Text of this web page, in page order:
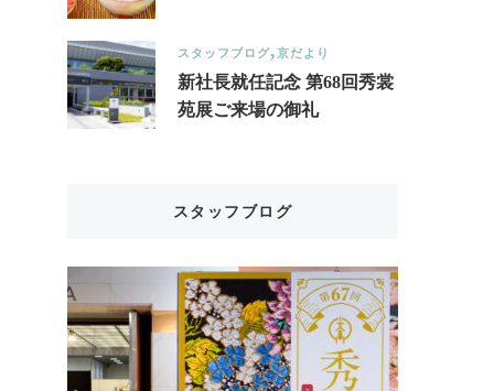
スタッフブログ 京だより
新社長就任記念 第68回秀裳
苑展ご来場の御礼
スタッフブログ